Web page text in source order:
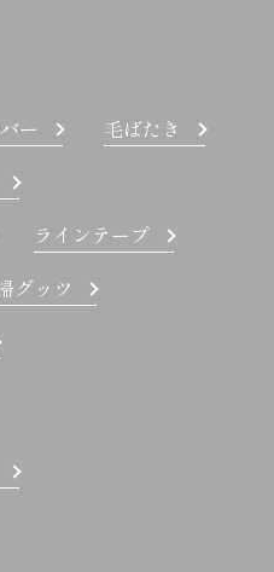
ー
毛ばたき
ラインテープ
グッツ